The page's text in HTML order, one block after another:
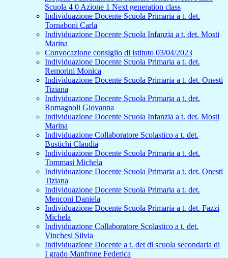
Scuola 4 0 Azione 1 Next generation class
Individuazione Docente Scuola Primaria a t. det.
Tornaboni Carla
Individuazione Docente Scuola Infanzia a t. det. Mosti
Marina
Convocazione consiglio di istituto 03/04/2023
Individuazione Docente Scuola Primaria a t. det.
Remorini Monica
Individuazione Docente Scuola Primaria a t. det. Onesti
Tiziana
Individuazione Docente Scuola Primaria a t. det.
Romagnoli Giovanna
Individuazione Docente Scuola Infanzia a t. det. Mosti
Marina
Individuazione Collaboratore Scolastico a t. det.
Bustichi Claudia
Individuazione Docente Scuola Primaria a t. det.
Tommasi Michela
Individuazione Docente Scuola Primaria a t. det. Onesti
Tiziana
Individuazione Docente Scuola Primaria a t. det.
Menconi Daniela
Individuazione Docente Scuola Primaria a t. det. Fazzi
Michela
Individuazione Collaboratore Scolastico a t. det.
Vinchesi Silvia
Individuazione Docente a t. det di scuola secondaria di
I grado Manfrone Federica